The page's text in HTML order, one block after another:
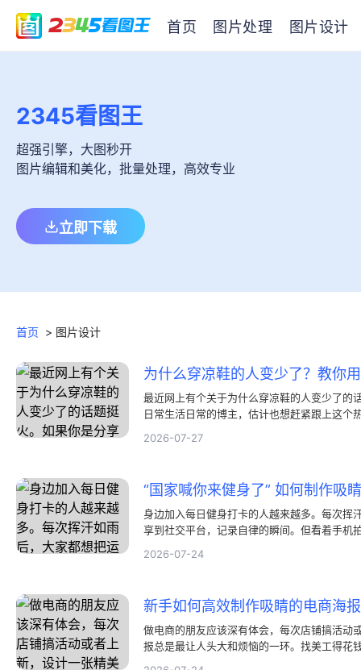
首页 图片处理 图片设计
2345看图王
超强引擎，大图秒开
图片编辑和美化，批量处理，高效专业
立即下载
首页 > 图片设计
最近网上有个关于为什么穿凉鞋的人变少了的
日常生活日常的博主，估计也想赶紧跟上这个
的小红书配图非常重要。
2026-07-27
身边加入每日健身打卡的人越来越多。每次挥
享到社交平台，记录自律的瞬间。但看着手机
用对工具，普通照片也能变成亮眼的运动打卡
2026-07-24
新手如何高效制作吸睛的电商海报
做电商的朋友应该深有体会，每次店铺搞活动
报总是最让人头大和烦恼的一环。找美工得花